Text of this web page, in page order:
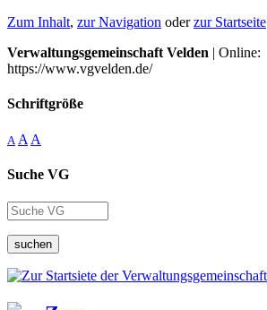
Zum Inhalt, zur Navigation oderzur Startseite
Verwaltungsgemeinschaft Velden | Online:
https://www.vgvelden.de/
Schriftgröße
A A A
Suche VG
suchen